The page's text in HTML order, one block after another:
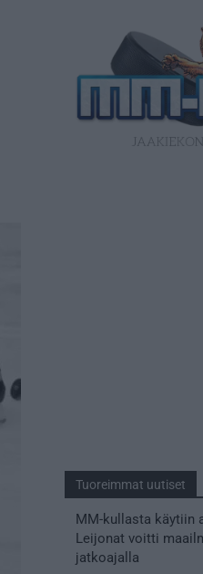
Tuoreimmat uutiset
MM-kullasta käytiin
Leijonat voitti
jatkoajalla